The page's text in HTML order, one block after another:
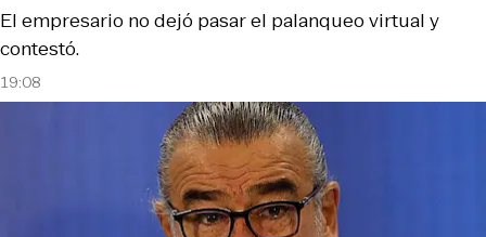
19:08
El empresario no dejó pasar el palanqueo virtual y
contestó.